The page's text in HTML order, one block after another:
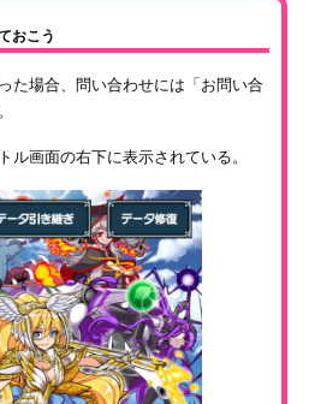
おこう
た場合、問い合わせには「お問い合
ル画面の右下に表示されている。